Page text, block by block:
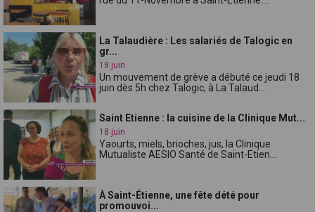
La Talaudière : Les salariés de Talogic en
gr...
18 juin
Un mouvement de grève a débuté ce jeudi 18
juin dès 5h chez Talogic, à La Talaud...
Saint Etienne : la cuisine de la Clinique Mut...
18 juin
Yaourts, miels, brioches, jus, la Clinique
Mutualiste AESIO Santé de Saint-Etien...
À Saint-Étienne, une fête dété pour
promouvoi...